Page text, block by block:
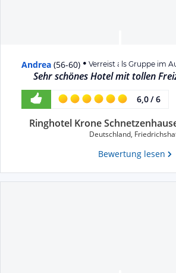
Andrea (56-60) Verreist als Gruppe im
Sehr schönes Hotel mit tollen
6,0/ 6
Ringhotel Krone
Deutschland,
Bewertung lesen